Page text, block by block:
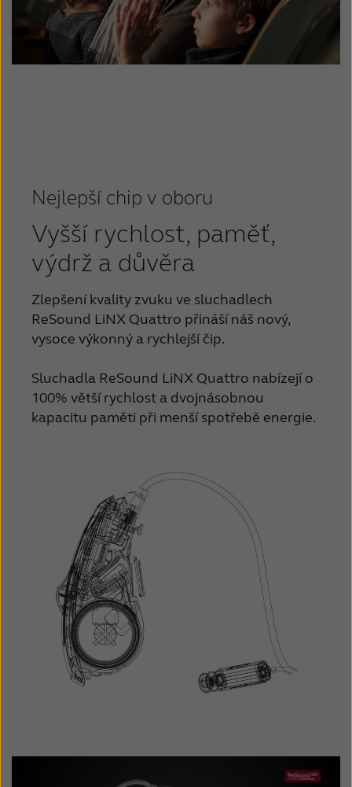
Nejlepší chip v oboru
Vyšší rychlost, paměť,
výdrž a důvěra
Zlepšení kvality zvuku ve sluchadlech
ReSound LiNX Quattro přináší náš nový,
vysoce výkonný a rychlejší čip.
Sluchadla ReSound LiNX Quattro nabízejí o
100% větší rychlost a dvojnásobnou
kapacitu paměti při menší spotřebě energie.